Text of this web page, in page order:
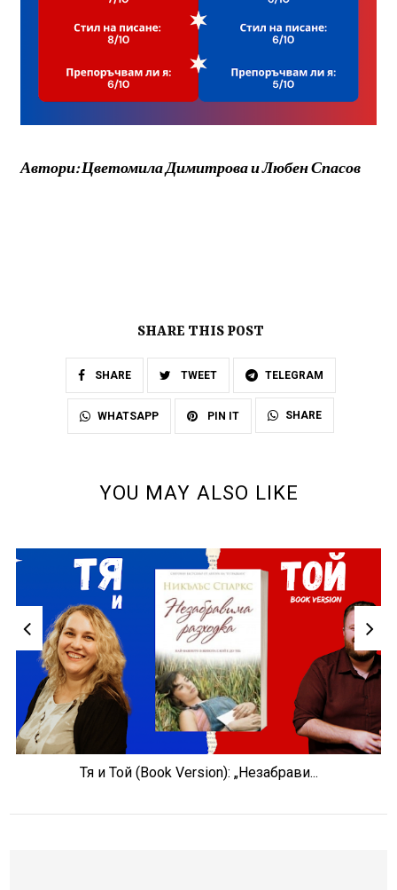
Автори: Цветомила Димитрова и Любен Спасов
SHARE THIS POST
SHARE TWEET TELEGRAM
WHATSAPP PIN IT SHARE
YOU MAY ALSO LIKE
Тя и Той (Book Version): „Незабрави...